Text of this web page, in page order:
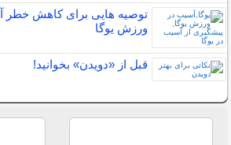
توصیه هایی برای کاهش خطر
ورزش یوگا
قبل از «دویدن» بخوانید!